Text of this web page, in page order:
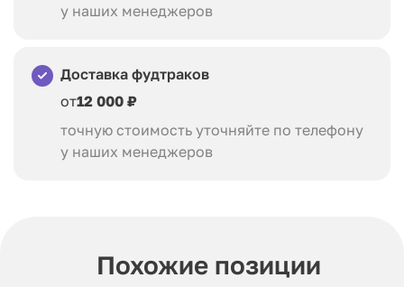
у наших менеджеров
Доставка фудтраков
от12 000 ₽
точную стоимость уточняйте по телефону
у наших менеджеров
Похожие позиции